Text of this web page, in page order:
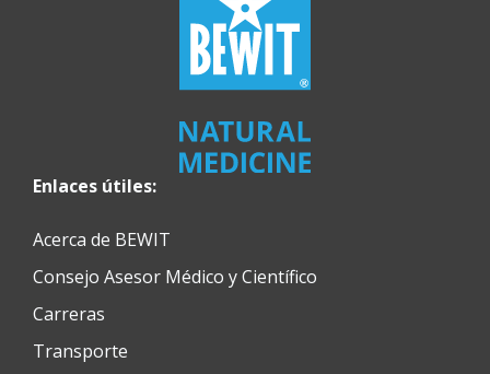
Enlaces útiles:
Acerca de BEWIT
Consejo Asesor Médico y Científico
Carreras
Transporte